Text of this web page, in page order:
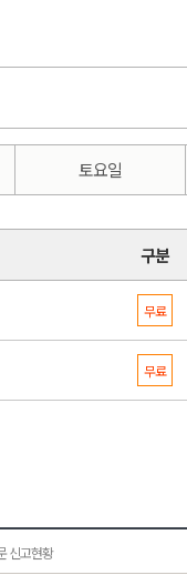
토요일
구분
무료
무료
신고현황